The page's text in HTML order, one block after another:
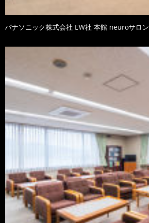
パナソニック株式会社 EW社 本館 neuroサロン